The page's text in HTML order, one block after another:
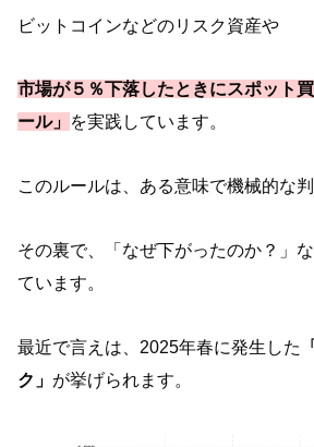
ビットコインなどのリスク資産や
市場が５％下落したときにスポット
ール」 を実践しています。
このルールは、ある意味で機械的な判
その裏で、「なぜ下がったのか？」
ています。
最近で言えは、2025年春に発生した
ク」 が挙げられます。